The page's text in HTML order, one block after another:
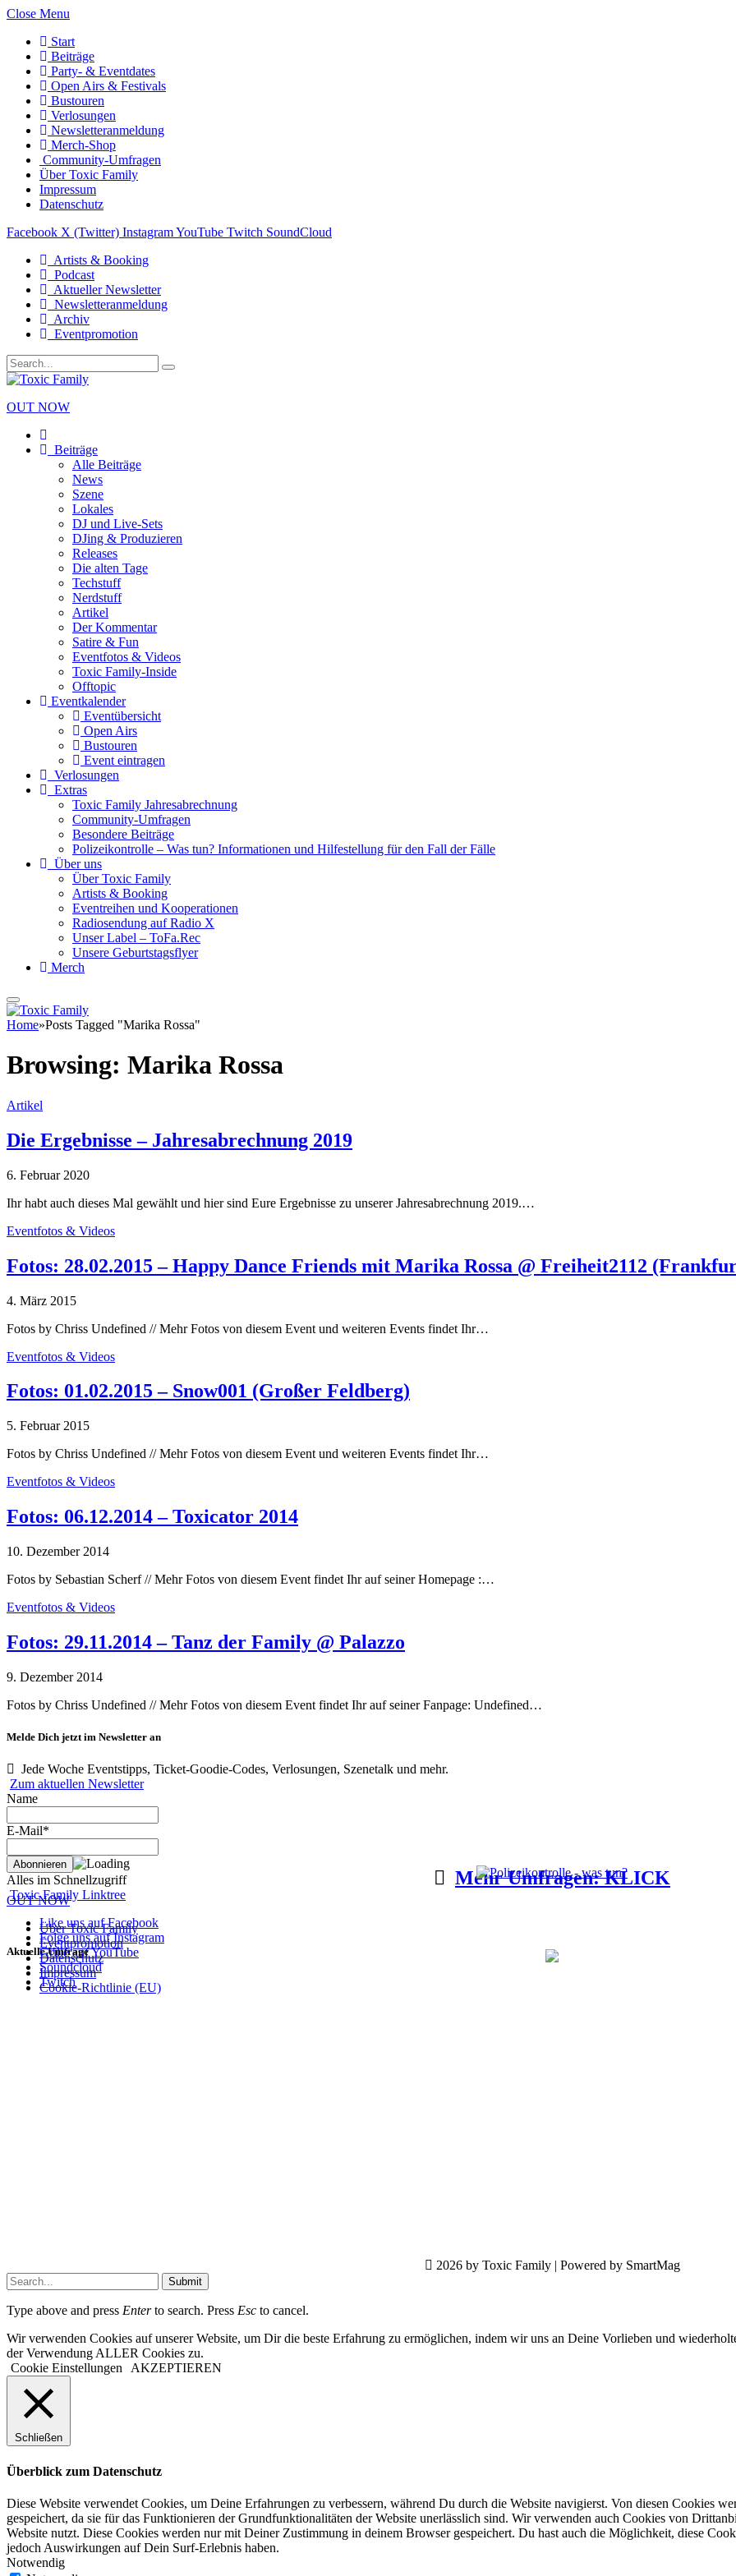
Close Menu
Start
Beiträge
Party- & Eventdates
Open Airs & Festivals
Bustouren
Verlosungen
Newsletteranmeldung
Merch-Shop
Community-Umfragen
Über Toxic Family
Impressum
Datenschutz
Facebook X (Twitter) InstagramYouTube Twitch SoundCloud
Artists & Booking
Podcast
Aktueller Newsletter
Newsletteranmeldung
Archiv
Eventpromotion
OUT NOW
Beiträge
Alle Beiträge
News
Szene
Lokales
DJ und Live-Sets
DJing & Produzieren
Releases
Die alten Tage
Techstuff
Nerdstuff
Artikel
Der Kommentar
Satire & Fun
Eventfotos & Videos
Toxic Family-Inside
Offtopic
Eventkalender
Eventübersicht
Open Airs
Bustouren
Event eintragen
Verlosungen
Extras
Toxic Family Jahresabrechnung
Community-Umfragen
Besondere Beiträge
Polizeikontrolle – Was tun? Informationen und Hilfestellung für den Fall der Fälle
Über uns
Über Toxic Family
Artists & Booking
Eventreihen und Kooperationen
Radiosendung auf Radio X
Unser Label – ToFa.Rec
Unsere Geburtstagsflyer
Merch
Home»Posts Tagged "Marika Rossa"
Browsing: Marika Rossa
Artikel
Die Ergebnisse – Jahresabrechnung 2019
6. Februar 2020
Ihr habt auch dieses Mal gewählt und hier sind Eure Ergebnisse zu unserer Jahresabrechnung 2019.…
Eventfotos & Videos
Fotos: 28.02.2015 – Happy Dance Friends mit Marika Rossa @ Freiheit2112
4. März 2015
Fotos by Chriss Undefined // Mehr Fotos von diesem Event und weiteren Events findet Ihr…
Eventfotos & Videos
Fotos: 01.02.2015 – Snow001 (Großer Feldberg)
5. Februar 2015
Fotos by Chriss Undefined // Mehr Fotos von diesem Event und weiteren Events findet Ihr…
Eventfotos & Videos
Fotos: 06.12.2014 – Toxicator 2014
10. Dezember 2014
Fotos by Sebastian Scherf // Mehr Fotos von diesem Event findet Ihr auf seiner Homepage :…
Eventfotos & Videos
Fotos: 29.11.2014 – Tanz der Family @ Palazzo
9. Dezember 2014
Fotos by Chriss Undefined // Mehr Fotos von diesem Event findet Ihr auf seiner Fanpage: Undefined…
Melde Dich jetzt im Newsletter an
Jede Woche Eventstipps, Ticket-Goodie-Codes, Verlosungen, Szenetalk und mehr.
Zum aktuellen Newsletter
Name
E-Mail*
Alles im Schnellzugriff
Toxic Family Linktree
Like uns auf Facebook
Folge uns auf Instagram
Grille auf YouTube
Soundcloud
Twitch
Aktuelle Umfrage
Mehr Umfragen: KLICK
OUT NOW
Über Toxic Family
Eventpromotion
Datenschutz
Impressum
Cookie-Richtlinie (EU)
2026 by Toxic Family | Powered by SmartMag
Submit
Type above and press Enterto search. Press Esc to cancel.
Wir verwenden Cookies auf unserer Website, um Dir die beste Erfahrung zu ermöglichen, indem wir uns an Deine Vorlieben und
der Verwendung ALLER Cookies zu.
Cookie Einstellungen AKZEPTIEREN
Schließen
Überblick zum Datenschutz
Diese Website verwendet Cookies, um Deine Erfahrungen zu verbessern, während Du durch die Website navigierst. Von diesen Cookies
gespeichert, da sie für das Funktionieren der Grundfunktionalitäten der Website unerlässlich sind. Wir verwenden auch Cookies von
Website nutzt. Diese Cookies werden nur mit Deiner Zustimmung in deinem Browser gespeichert. Du hast auch die Möglichkeit, diese
jedoch Auswirkungen auf Dein Surf-Erlebnis haben.
Notwendig